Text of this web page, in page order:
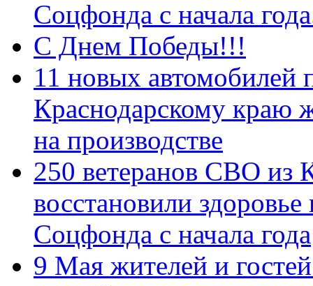
Соцфонда с начала
С Днем Победы!!!
11 новых автомобилей
Краснодарскому краю
на производстве
250 ветеранов СВО из
восстановили
Соцфонда с начала года
9 Мая жителей и